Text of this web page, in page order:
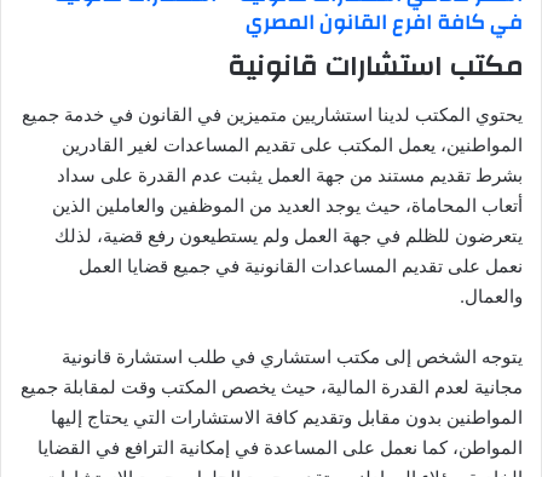
في كافة افرع القانون المصري
مكتب استشارات قانونية
يحتوي المكتب لدينا استشاريين متميزين في القانون في خدمة جميع
المواطنين، يعمل المكتب على تقديم المساعدات لغير القادرين
بشرط تقديم مستند من جهة العمل يثبت عدم القدرة على سداد
أتعاب المحاماة، حيث يوجد العديد من الموظفين والعاملين الذين
يتعرضون للظلم في جهة العمل ولم يستطيعون رفع قضية، لذلك
نعمل على تقديم المساعدات القانونية في جميع قضايا العمل
والعمال.
يتوجه الشخص إلى مكتب استشاري في طلب استشارة قانونية
مجانية لعدم القدرة المالية، حيث يخصص المكتب وقت لمقابلة جميع
المواطنين بدون مقابل وتقديم كافة الاستشارات التي يحتاج إليها
المواطن، كما نعمل على المساعدة في إمكانية الترافع في القضايا